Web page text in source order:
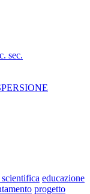
sec.
educazione
progetto